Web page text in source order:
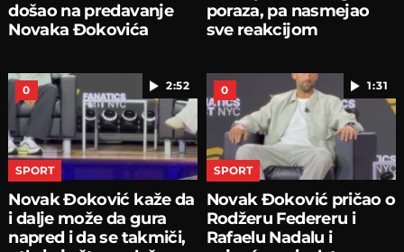
došao na predavanje
Novaka Đokovića
poraza, pa nasmejao
sve reakcijom
2:52
0
SPORT
Novak Đoković kaže da
i dalje može da gura
napred i da se takmiči,
1:31
0
SPORT
Novak Đoković pričao o
Rodžeru Federeru i
Rafaelu Nadalu i